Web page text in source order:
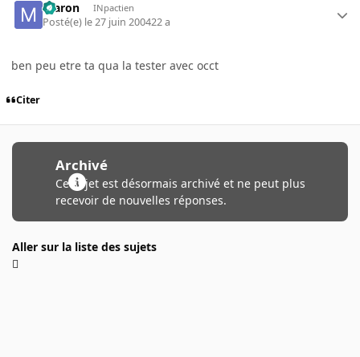
maron INpactien
Posté(e) le 27 juin 200422 a
ben peu etre ta qua la tester avec occt
Citer
Archivé
Ce sujet est désormais archivé et ne peut plus
recevoir de nouvelles réponses.
Aller sur la liste des sujets